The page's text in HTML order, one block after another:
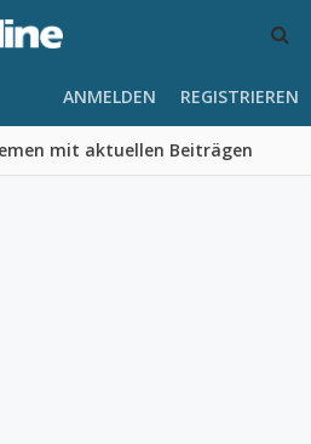
mit aktuellen Beiträgen
ANMELDEN REGISTRIEREN